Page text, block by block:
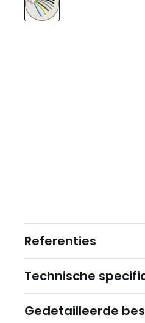
Referenties
Technische
Gedetailleerde